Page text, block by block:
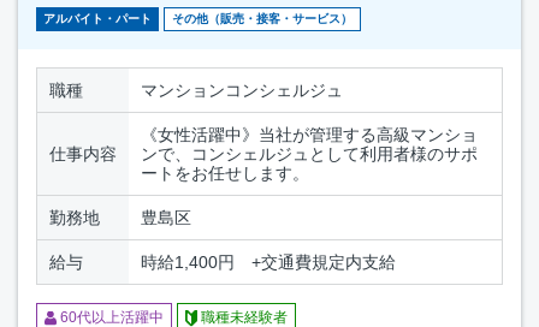
アルバイト・パート その他（販売・接客・サービス）
職種 マンションコンシェルジュ
仕事内容
《女性活躍中》当社が管理する高級マンショ
ンで、コンシェルジュとして利用者様のサポ
ートをお任せします。
勤務地 豊島区
給与 時給1,400円 +交通費規定内支給
60代以上活躍中 職種未経験者